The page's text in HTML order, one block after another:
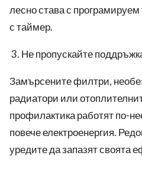
лесно става с
с таймер.
Не пропускайте
Замърсените филтри,
радиатори или
профилактика работят по-
повече електроенергия.
уредите да запазят своята